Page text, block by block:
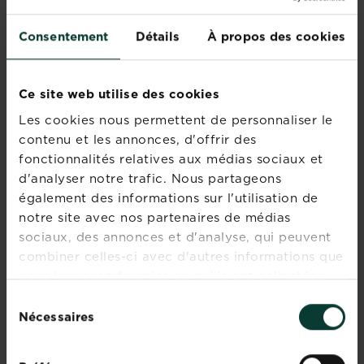
Consentement Détails À propos des cookies
Ce site web utilise des cookies
Les cookies nous permettent de personnaliser le
contenu et les annonces, d'offrir des
fonctionnalités relatives aux médias sociaux et
d'analyser notre trafic. Nous partageons
également des informations sur l'utilisation de
notre site avec nos partenaires de médias
sociaux, des annonces et d'analyse, qui peuvent
combiner celles-ci avec d'autres informations que
vous leur avez fournies ou qu'ils ont collectées
duNécessaires
®
polyvalent
HOME DEFENSE ®